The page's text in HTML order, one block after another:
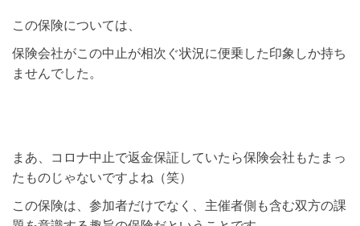
この保険については、
保険会社がこの中止が相次ぐ状況に便乗した印象しか持ち
ませんでした。
まあ、コロナ中止で返金保証していたら保険会社もたまっ
たものじゃないですよね（笑）
この保険は、参加者だけでなく、主催者側も含む双方の課